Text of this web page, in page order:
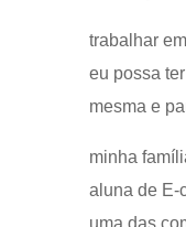
trabalhar
eu possa
mesma e
minha
aluna de E-
uma das